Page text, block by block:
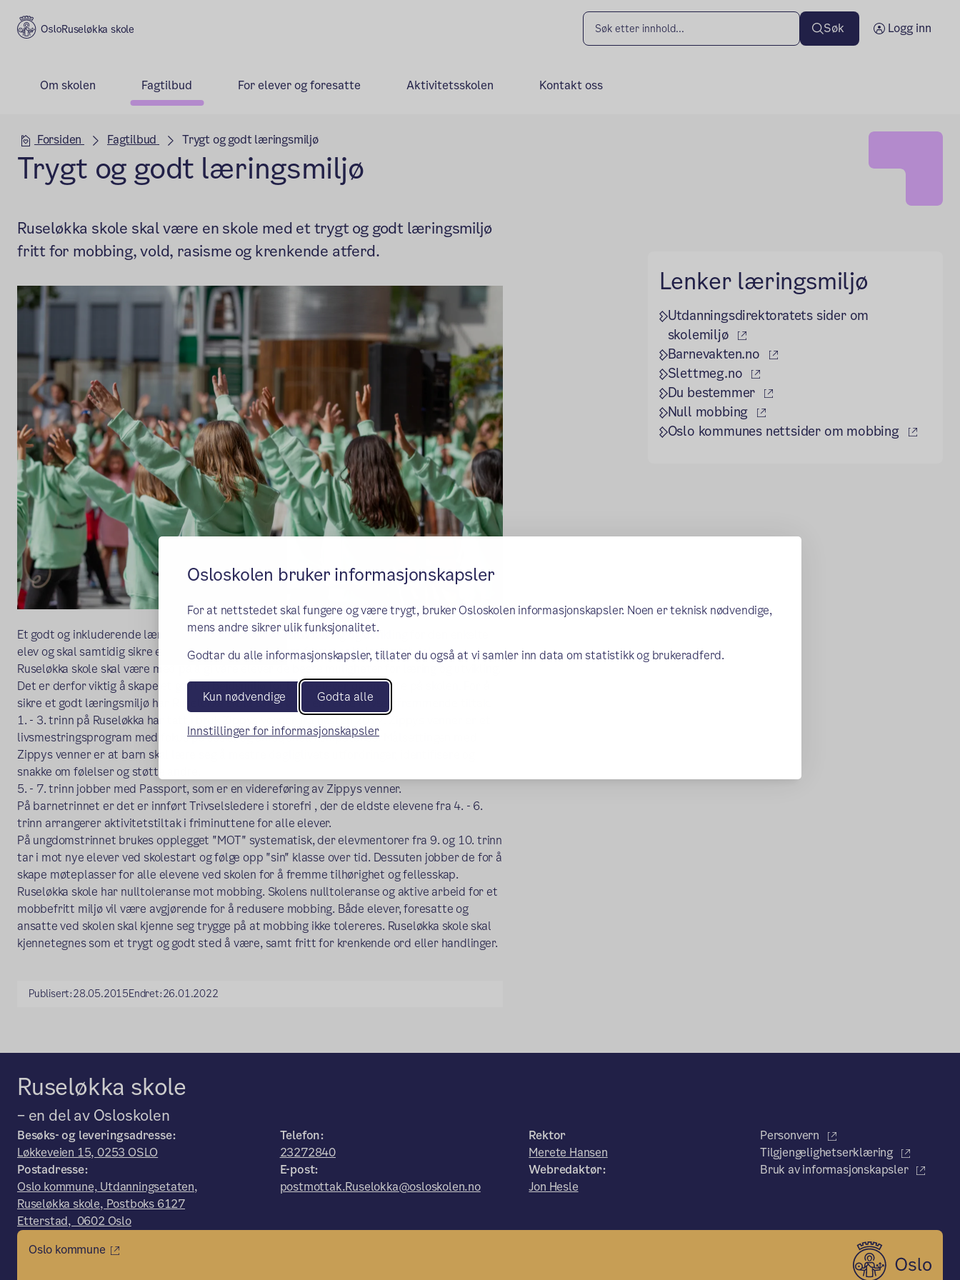
Osloskolen bruker informasjonskapsler
For at nettstedet skal fungere og være trygt, bruker Osloskolen informasjonskapsler. Noen er teknisk nødvendige,
mens andre sikrer ulik funksjonalitet.
Godtar du alle informasjonskapsler, tillater du også at vi samler inn data om statistikk og brukeradferd.
Kun nødvendige Godta alle
Innstillinger for informasjonskapsler
Ruseløkka skole Søk Logg inn
Om skolen Fagtilbud For elever og foresatte Aktivitetsskolen Kontakt oss
Hovedseksjon
Forsiden Fagtilbud Trygt og godt læringsmiljø
Trygt og godt læringsmiljø
Ruseløkka skole skal være en skole med et trygt og godt læringsmiljø
fritt for mobbing, vold, rasisme og krenkende atferd.
Et godt og inkluderende læringsmiljø bidrar til en positiv læring og utvikling for den enkelte
elev og skal samtidig sikre eleven en skolehverdag som fremmer helse og trivsel.
Ruseløkka skole skal være med på å gi våre elever de beste muligheter for læring og utvikling.
Det er derfor viktig å skape et godt arbeidsmiljø for både elever og ansatte på skolen. For å
sikre et godt læringsmiljø har Ruseløkka skole satt i gang en rekke trivselsfremmende tiltak.
1. - 3. trinn på Ruseløkka har tatt i bruk Zippys venner fra høsten 2017. Zippys venner er et
livsmestringsprogram med fokus på sosial og emosjonell kompetanse. Målsettingen med
Zippys venner er at barn skal lære seg å mestre dagliglivets utfordringer, identifisere og
snakke om følelser og støtte andre.
5. - 7. trinn jobber med Passport, som er en videreføring av Zippys venner.
På barnetrinnet er det er innført Trivselsledere i storefri , der de eldste elevene fra 4. - 6.
trinn arrangerer aktivitetstiltak i friminuttene for alle elever.
På ungdomstrinnet brukes opplegget "MOT" systematisk, der elevmentorer fra 9. og 10. trinn
tar i mot nye elever ved skolestart og følge opp "sin" klasse over tid. Dessuten jobber de for å
skape møteplasser for alle elevene ved skolen for å fremme tilhørighet og fellesskap.
Ruseløkka skole har nulltoleranse mot mobbing. Skolens nulltoleranse og aktive arbeid for et
mobbefritt miljø vil være avgjørende for å redusere mobbing. Både elever, foresatte og
ansatte ved skolen skal kjenne seg trygge på at mobbing ikke tolereres. Ruseløkka skole skal
kjennetegnes som et trygt og godt sted å være, samt fritt for krenkende ord eller handlinger.
Publisert:28.05.2015Endret:26.01.2022
Lenker læringsmiljø
Utdanningsdirektoratets sider om
skolemiljø
(ekstern lenke)
Barnevakten.no
(ekstern lenke)
Slettmeg.no
(ekstern lenke)
Du bestemmer
(ekstern lenke)
Null mobbing
(ekstern lenke)
Oslo kommunes nettsider om mobbing
Ruseløkka skole
– en del av Osloskolen
Besøks- og leveringsadresse:
Løkkeveien 15, 0253 OSLO
Postadresse:
Oslo kommune, Utdanningsetaten,
Ruseløkka skole, Postboks 6127
Etterstad, 0602 Oslo
Telefon:
23272840
E-post:
postmottak.Ruselokka@osloskolen.no
Rektor
Merete Hansen
Webredaktør:
Jon Hesle
Personvern
Tilgjengelighetserklæring
Bruk av informasjonskapsler
Oslo kommune